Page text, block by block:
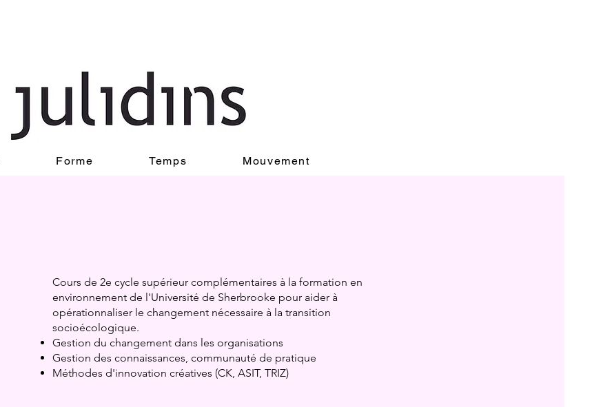
Forme Temps Mouvement
Cours de 2e cycle supérieur complémentaires à la formation en
environnement de l'Université de Sherbrooke pour aider à
opérationnaliser le changement nécessaire à la transition
socioécologique.
Gestion du changement dans les organisations
Gestion des connaissances, communauté de pratique
Méthodes d'innovation créatives (CK, ASIT, TRIZ)